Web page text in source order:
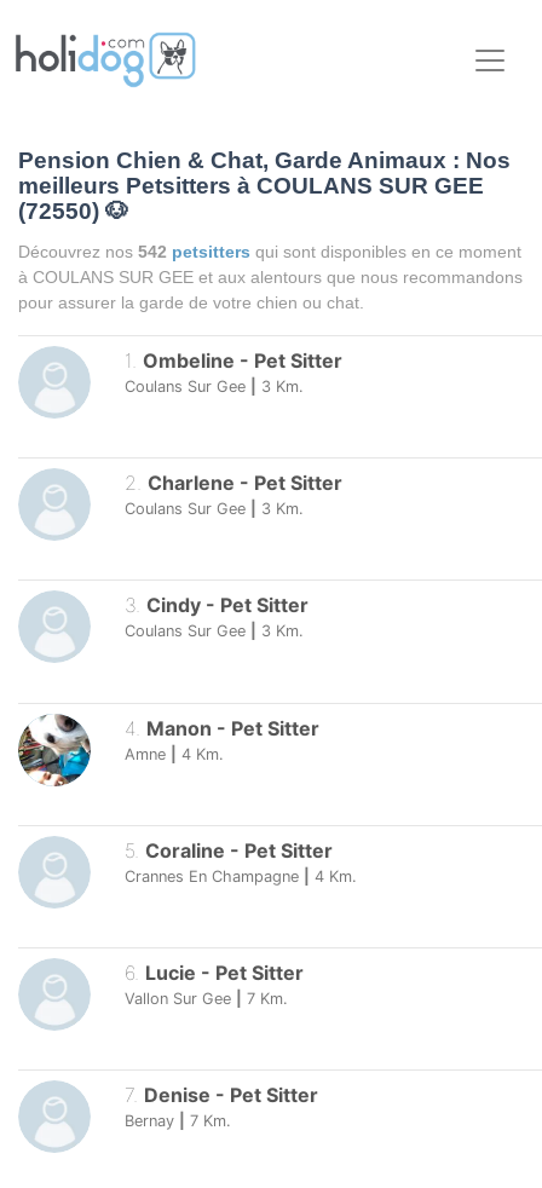
Pension Chien & Chat, Garde Animaux : Nos
meilleurs Petsitters à COULANS SUR GEE
(72550) 🐶
Découvrez nos 542 petsitters qui sont disponibles en ce moment
à COULANS SUR GEE et aux alentours que nous recommandons
pour assurer la garde de votre chien ou chat.
1. Ombeline - Pet Sitter
Coulans Sur Gee 3 Km.
2. Charlene - Pet Sitter
Coulans Sur Gee 3 Km.
3. Cindy - Pet Sitter
Coulans Sur Gee 3 Km.
4 Manon - Pet Sitter
Amne 4 Km.
5 Coraline - Pet Sitter
Crannes En Champagne 4 Km.
6. Lucie - Pet Sitter
Vallon Sur Gee 7 Km.
7. Denise - Pet Sitter
Bernay 7 Km.